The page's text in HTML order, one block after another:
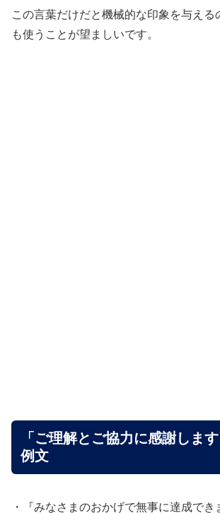
この言葉だけだと機械的な印象を与える
も使うことが望ましいです。
「ご理解とご協力に感謝しま
例文
・『みなさまのおかげで無事に達成でき